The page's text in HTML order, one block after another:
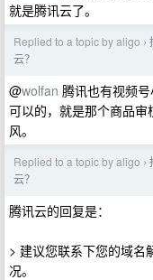
就是腾讯云了。
Replied to a topic by aligo ›
云？
@wolfan 腾讯也有视频
可以的，就是那个商品
风。
Replied to a topic by aligo ›
云？
腾讯云的回复是：
> 建议您联系下您的域名
况。